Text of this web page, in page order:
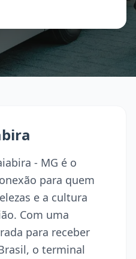
- MG é o
para quem
e a cultura
Com uma
para receber
o terminal